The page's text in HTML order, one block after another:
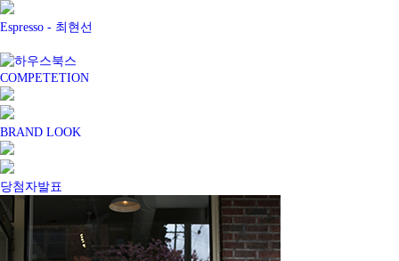
Espresso - 최현선
COMPETETION
BRAND LOOK
당첨자발표